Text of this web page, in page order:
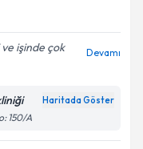
işinde çok
Devamı
Haritada Göster
150/A